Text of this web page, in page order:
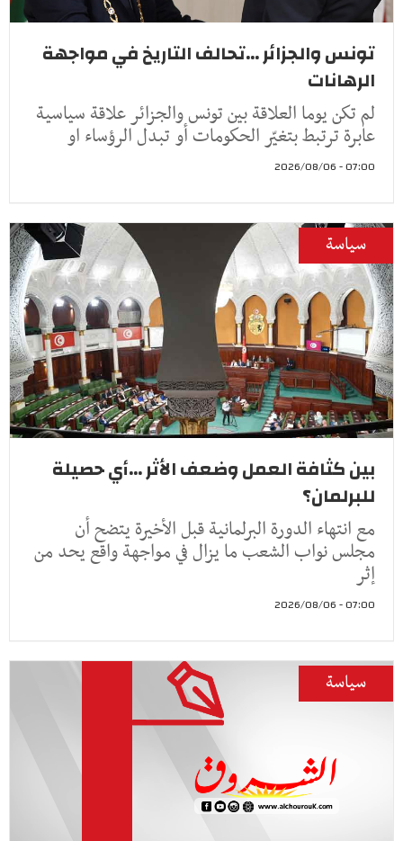
تونس والجزائر ...تحالف التاريخ في مواجهة
الرهانات
لم تكن يوما العلاقة بين تونس والجزائر علاقة سياسية
عابرة ترتبط بتغيّر الحكومات أو تبدل الرؤساء او
07:00 - 2026/08/06
سياسة
بين كثافة العمل وضعف الأثر ...أي حصيلة
للبرلمان؟
مع انتهاء الدورة البرلمانية قبل الأخيرة يتضح أن
مجلس نواب الشعب ما يزال في مواجهة واقع يحد من
إثر
07:00 - 2026/08/06
سياسة